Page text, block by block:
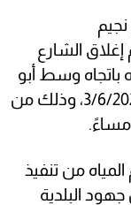
إغلاق الشارع
باتجاه وسط أبو
نجيم الأوسط اليوم الأربعاء الموافق 3/6/2026، وذلك من
من تنفيذ
البلدية